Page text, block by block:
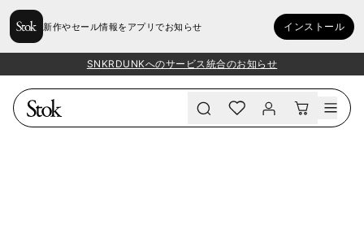
新作やセール情報をアプリでお知らせ インストール
SNKRDUNKへのサービス統合のお知らせ